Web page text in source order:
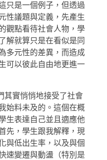
只是一個例子，但透過
性議題與定義，先產生
觀點看待社會人物，學
解就算只是在看似是同
多元性的差異，而造成
可以彼此自由地更進一
實悄悄地接受了社會
始料未及的。這個在概
生表達自己並且適應他
先，學生跟我解釋，現
與低出生率，以及與個
速變遷與動盪（特別是